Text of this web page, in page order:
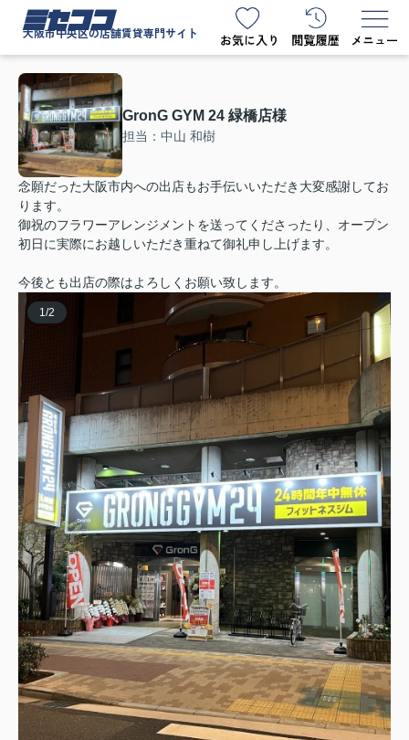
ミセココ
大阪市中央区の店舗賃貸専門サイト
GronG GYM 24 緑橋店様
担当：中山 和樹
念願だった大阪市内への出店もお手伝いいただき大変感謝してお
ります。
御祝のフラワーアレンジメントを送ってくださったり、オープン
初日に実際にお越しいただき重ねて御礼申し上げます。
今後とも出店の際はよろしくお願い致します。
1 /2